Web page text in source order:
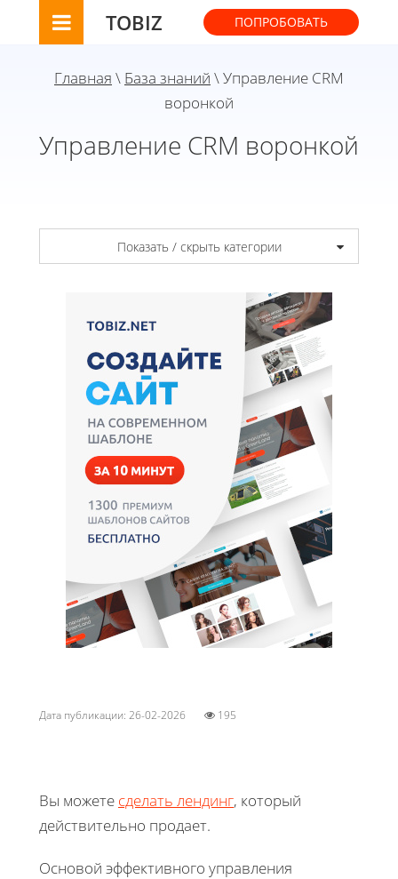
TOBIZ ПОПРОБОВАТЬ
Главная \ База знаний \ Управление CRM
воронкой
Управление CRM воронкой
Показать / скрыть категории
Дата публикации: 26-02-2026 195
Вы можете сделать лендинг, который
действительно продает.
Основой эффективного управления